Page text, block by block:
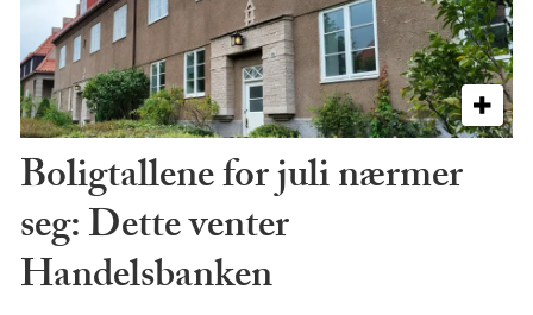
Boligtallene for juli nærmer
seg: Dette venter
Handelsbanken